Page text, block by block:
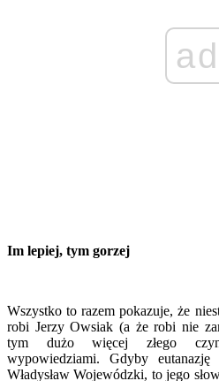
ad
Im lepiej, tym gorzej
Wszystko to razem pokazuje, że
robi Jerzy Owsiak (a że robi nie
tym dużo więcej złego
wypowiedziami. Gdyby
Władysław Wojewódzki, to jego